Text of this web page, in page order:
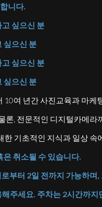
니다.
싶으신 분
싶으신 분
싶으신 분
싶으신 분
10여 년간 사진교육과 마
론, 전문적인 디지털카메
한 기초적인 지식과 일상
은 취소될 수 있습니다.
부터 2일 전까지 가능하
해주세요. 주차는 2시간까지